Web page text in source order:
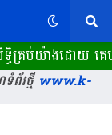
ទ្ធិគ្រប់យ៉ាងដោយ
ព័រថ្មីwww.k-